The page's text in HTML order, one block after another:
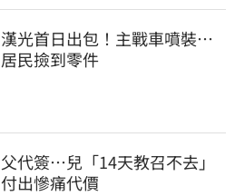
漢光首日出包！主戰車噴裝…
居民撿到零件
父代簽…兒「14天教召不去」
付出慘痛代價